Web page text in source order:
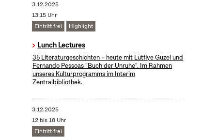
3.12.2025
13:15 Uhr
Eintritt frei
Highlight
Lunch Lectures
35 Literaturgeschichten – heute mit Lütfiye Güzel und
Fernando Pessoas "Buch der Unruhe". Im Rahmen
unseres Kulturprogramms im Interim
Zentralbibliothek.
3.12.2025
12 bis 18 Uhr
Eintritt frei